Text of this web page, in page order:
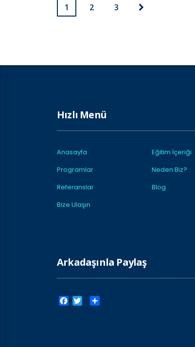
1 2 3
Hızlı Menü
Anasayfa
Eğitim İçeriği
Programlar
Neden Biz?
Referanslar
Blog
Bize Ulaşın
Arkadaşınla Paylaş
Facebook
Twitter